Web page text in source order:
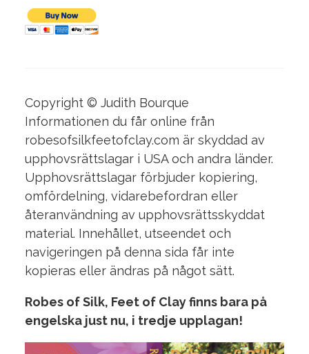
Copyright © Judith Bourque
Informationen du får online från
robesofsilkfeetofclay.com är skyddad av
upphovsrättslagar i USA och andra länder.
Upphovsrättslagar förbjuder kopiering,
omfördelning, vidarebefordran eller
återanvändning av upphovsrättsskyddat
material. Innehållet, utseendet och
navigeringen på denna sida får inte
kopieras eller ändras på något sätt.
Robes of Silk, Feet of Clay finns bara på
engelska just nu, i tredje upplagan!